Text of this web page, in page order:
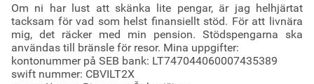
Om ni har lust att skänka lite pengar, är jag helhjärtat
tacksam för vad som helst finansiellt stöd. För att livnära
mig, det räcker med min pension. Stödspengarna ska
användas till bränsle för resor. Mina uppgifter:
kontonummer på SEB bank: LT747044060007435389
swift nummer: CBVILT2X